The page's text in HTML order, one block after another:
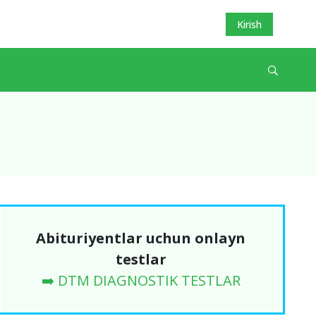
Kirish
Abituriyentlar uchun onlayn
testlar
➡️ DTM DIAGNOSTIK TESTLAR